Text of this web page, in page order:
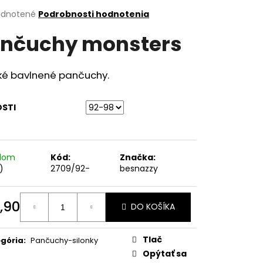
Podrobnosti hodnotenia
monsters
bavlnené pančuchy.
Kód:
2709/92-
Značka:
besnazzy
DO KOŠÍKA
: Pančuchy-silonky
Tlač
Opýtať sa